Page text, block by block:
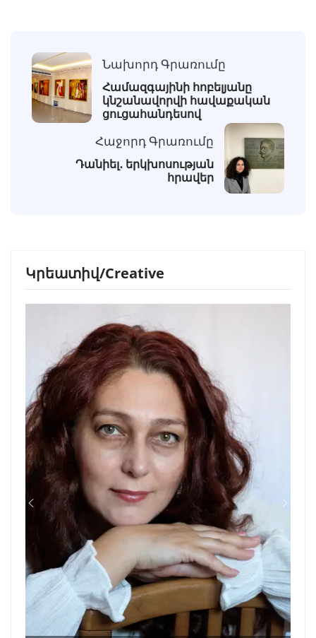
Նախորդ Գրառումը
Համազգայինի հոբելյանը
կնշանավորվի հավաքական
ցուցահանդեսով
Հաջորդ Գրառումը
Դանիել․ երկխոսության
հրավեր
Կրեատիվ/Creative